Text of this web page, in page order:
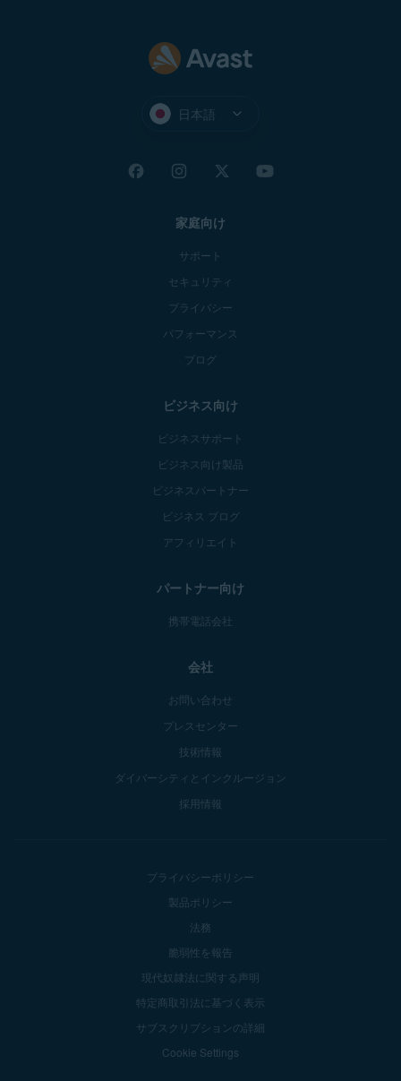
日本語
家庭向け
サポート
セキュリティ
プライバシー
パフォーマンス
ブログ
ビジネス向け
ビジネスサポート
ビジネス向け製品
ビジネスパートナー
ビジネス ブログ
アフィリエイト
パートナー向け
携帯電話会社
会社
お問い合わせ
プレスセンター
技術情報
ダイバーシティとインクルージョン
採用情報
プライバシーポリシー
製品ポリシー
法務
脆弱性を報告
現代奴隷法に関する声明
特定商取引法に基づく表示
サブスクリプションの詳細
Cookie Settings